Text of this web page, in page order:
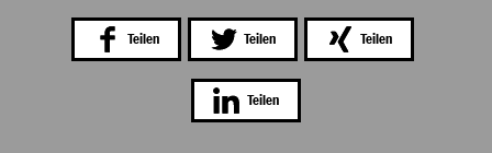
Teilen Teilen Teilen
Teilen